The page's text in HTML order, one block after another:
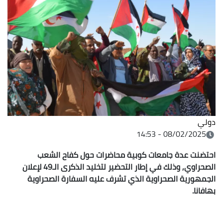
دولي
08/02/2025 - 14:53
احتضنت عدة جامعات كوبية محاضرات حول كفاح الشعب
الصحراوي, وذلك في إطار التحضير لتخليد الذكرى الـ49 لإعلان
الجمهورية الصحراوية الذي تشرف عليه السفارة الصحراوية
بهافانا.